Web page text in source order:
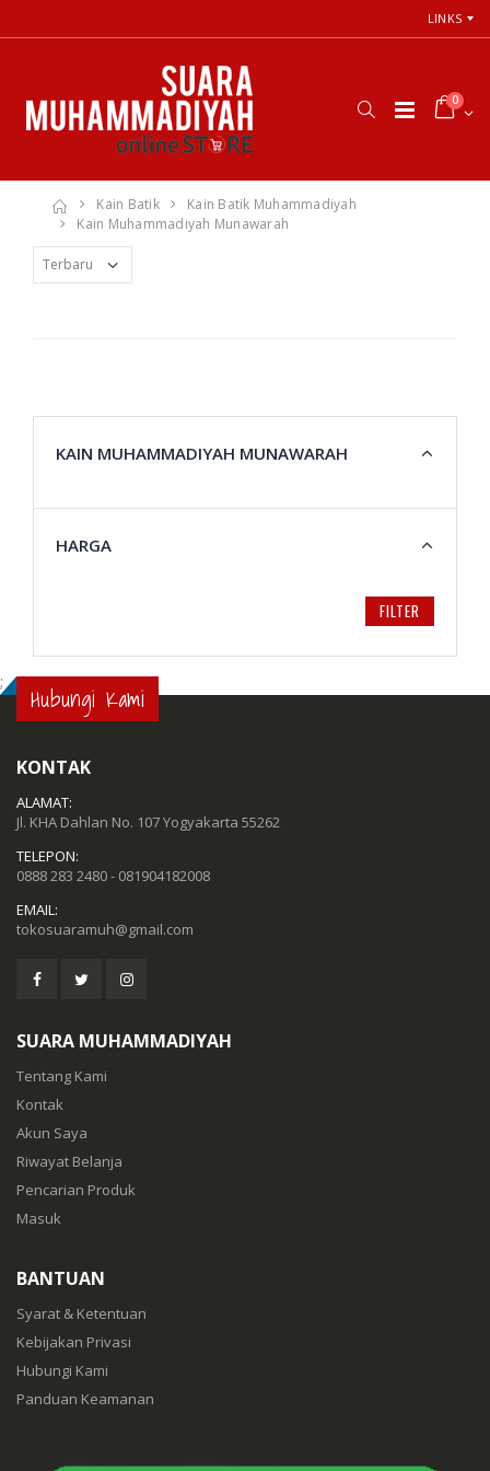
LINKS
0
Kain Batik
Kain Batik Muhammadiyah
Kain Muhammadiyah Munawarah
KAIN MUHAMMADIYAH MUNAWARAH
HARGA
FILTER
; Hubungi Kami
KONTAK
ALAMAT:
Jl. KHA Dahlan No. 107 Yogyakarta 55262
TELEPON:
0888 283 2480 - 081904182008
EMAIL:
tokosuaramuh@gmail.com
SUARA MUHAMMADIYAH
Tentang Kami
Kontak
Akun Saya
Riwayat Belanja
Pencarian Produk
Masuk
BANTUAN
Syarat & Ketentuan
Kebijakan Privasi
Hubungi Kami
Panduan Keamanan